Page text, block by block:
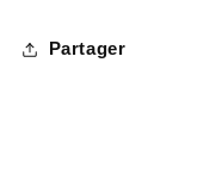
Partager